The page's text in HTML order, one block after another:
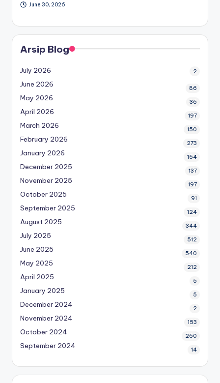
June 30, 2026
Arsip Blog
July 2026 2
June 2026 86
May 2026 36
April 2026 197
March 2026 150
February 2026 273
January 2026 154
December 2025 137
November 2025 197
October 2025 91
September 2025 124
August 2025 344
July 2025 512
June 2025 540
May 2025 212
April 2025 5
January 2025 5
December 2024 2
November 2024 153
October 2024 260
September 2024 14